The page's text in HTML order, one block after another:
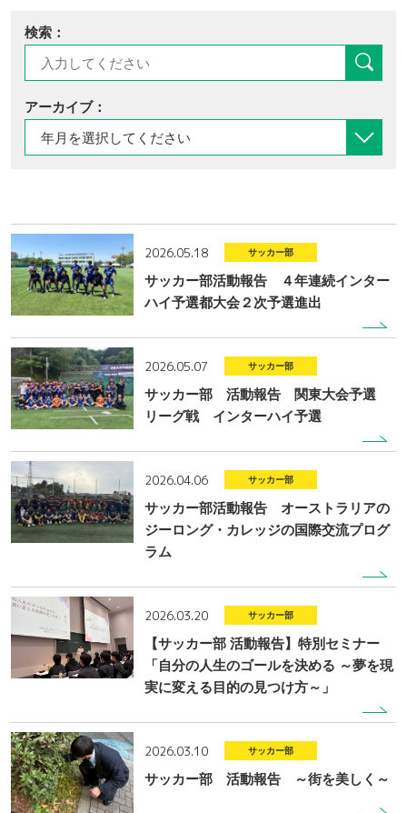
検索：
アーカイブ：
2026.05.18 サッカー部
サッカー部活動報告 ４年連続インター
ハイ予選都大会２次予選進出
2026.05.07 サッカー部
サッカー部 活動報告 関東大会予選
リーグ戦 インターハイ予選
2026.04.06 サッカー部
サッカー部活動報告 オーストラリアの
ジーロング・カレッジの国際交流プログ
ラム
2026.03.20 サッカー部
【サッカー部 活動報告】特別セミナー
「自分の人生のゴールを決める ～夢を現
実に変える目的の見つけ方～」
2026.03.10 サッカー部
サッカー部 活動報告 ～街を美しく～